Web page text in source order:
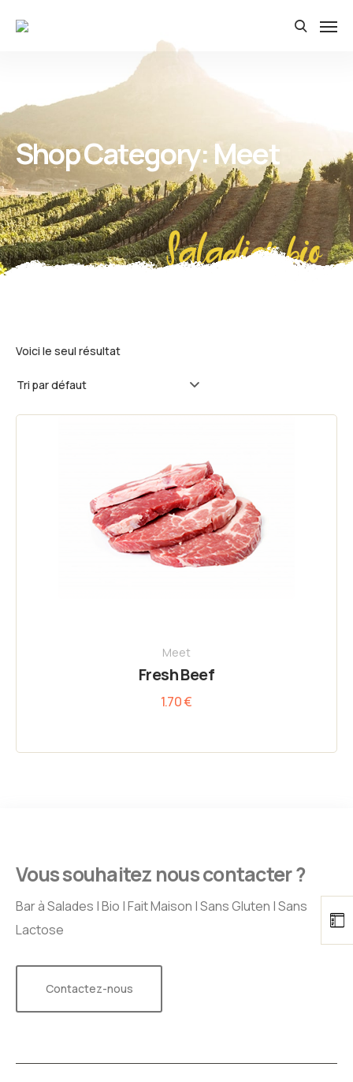
Shop Category: Meet
Saladier bio
Voici le seul résultat
Meet
Fresh Beef
1.70€
Vous souhaitez nous contacter ?
Bar à Salades | Bio | Fait Maison | Sans Gluten | Sans
Lactose
Contactez-nous